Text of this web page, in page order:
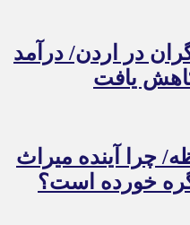
در اردن/ درآمد
چرا آینده میراث
خورده است؟